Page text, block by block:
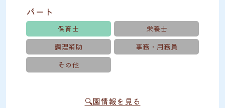
パート
保育士
栄養士
調理補助
事務・用務員
その他
🔍園情報を見る